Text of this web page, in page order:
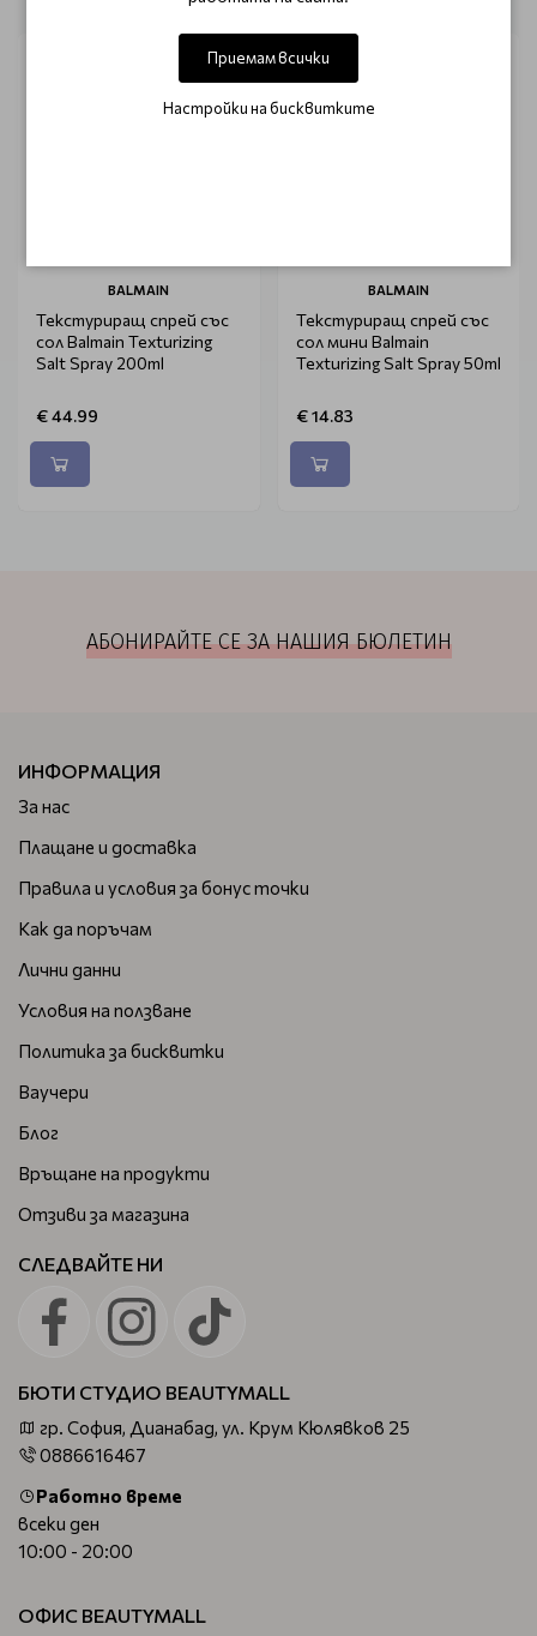
BALMAIN
Текстуриращ спрей със
сол Balmain Texturizing
Salt Spray 200ml
€ 44.99
BALMAIN
Текстуриращ спрей със
сол мини Balmain
Texturizing Salt Spray 50ml
€ 14.83
АБОНИРАЙТЕ СЕ ЗА НАШИЯ БЮЛЕТИН
ИНФОРМАЦИЯ
За нас
Плащане и доставка
Правила и условия за бонус точки
Как да поръчам
Лични данни
Условия на ползване
Политика за бисквитки
Ваучери
Блог
Връщане на продукти
Отзиви за магазина
СЛЕДВАЙТЕ НИ
БЮТИ СТУДИО BEAUTYMALL
гр. София, Дианабад, ул. Крум Кюлявков 25
0886616467
Работно време
всеки ден
10:00 - 20:00
ОФИС BEAUTYMALL
Приемам всички
Настройки на бисквитките